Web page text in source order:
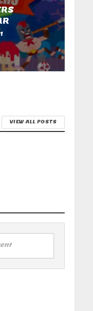
VIEW ALL POSTS